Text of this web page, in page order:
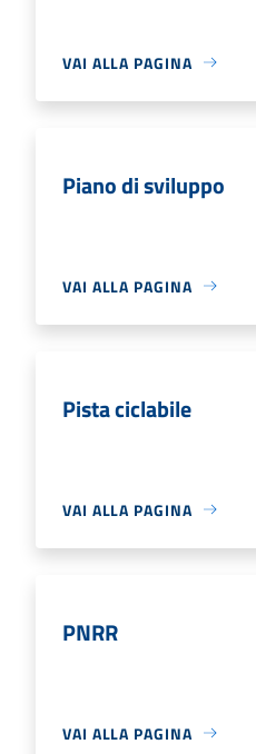
VAI ALLA PAGINA
Piano di sviluppo
VAI ALLA PAGINA
Pista ciclabile
VAI ALLA PAGINA
PNRR
VAI ALLA PAGINA